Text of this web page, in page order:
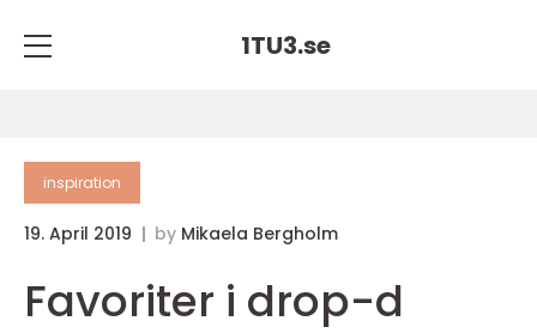
1TU3.se
inspiration
19. April 2019 by Mikaela Bergholm
Favoriter i drop-d